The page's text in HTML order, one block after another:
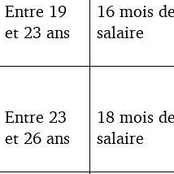
Entre 19
et 23 ans
16 mois
salaire
Entre 23
et 26 ans
18 mois
salaire